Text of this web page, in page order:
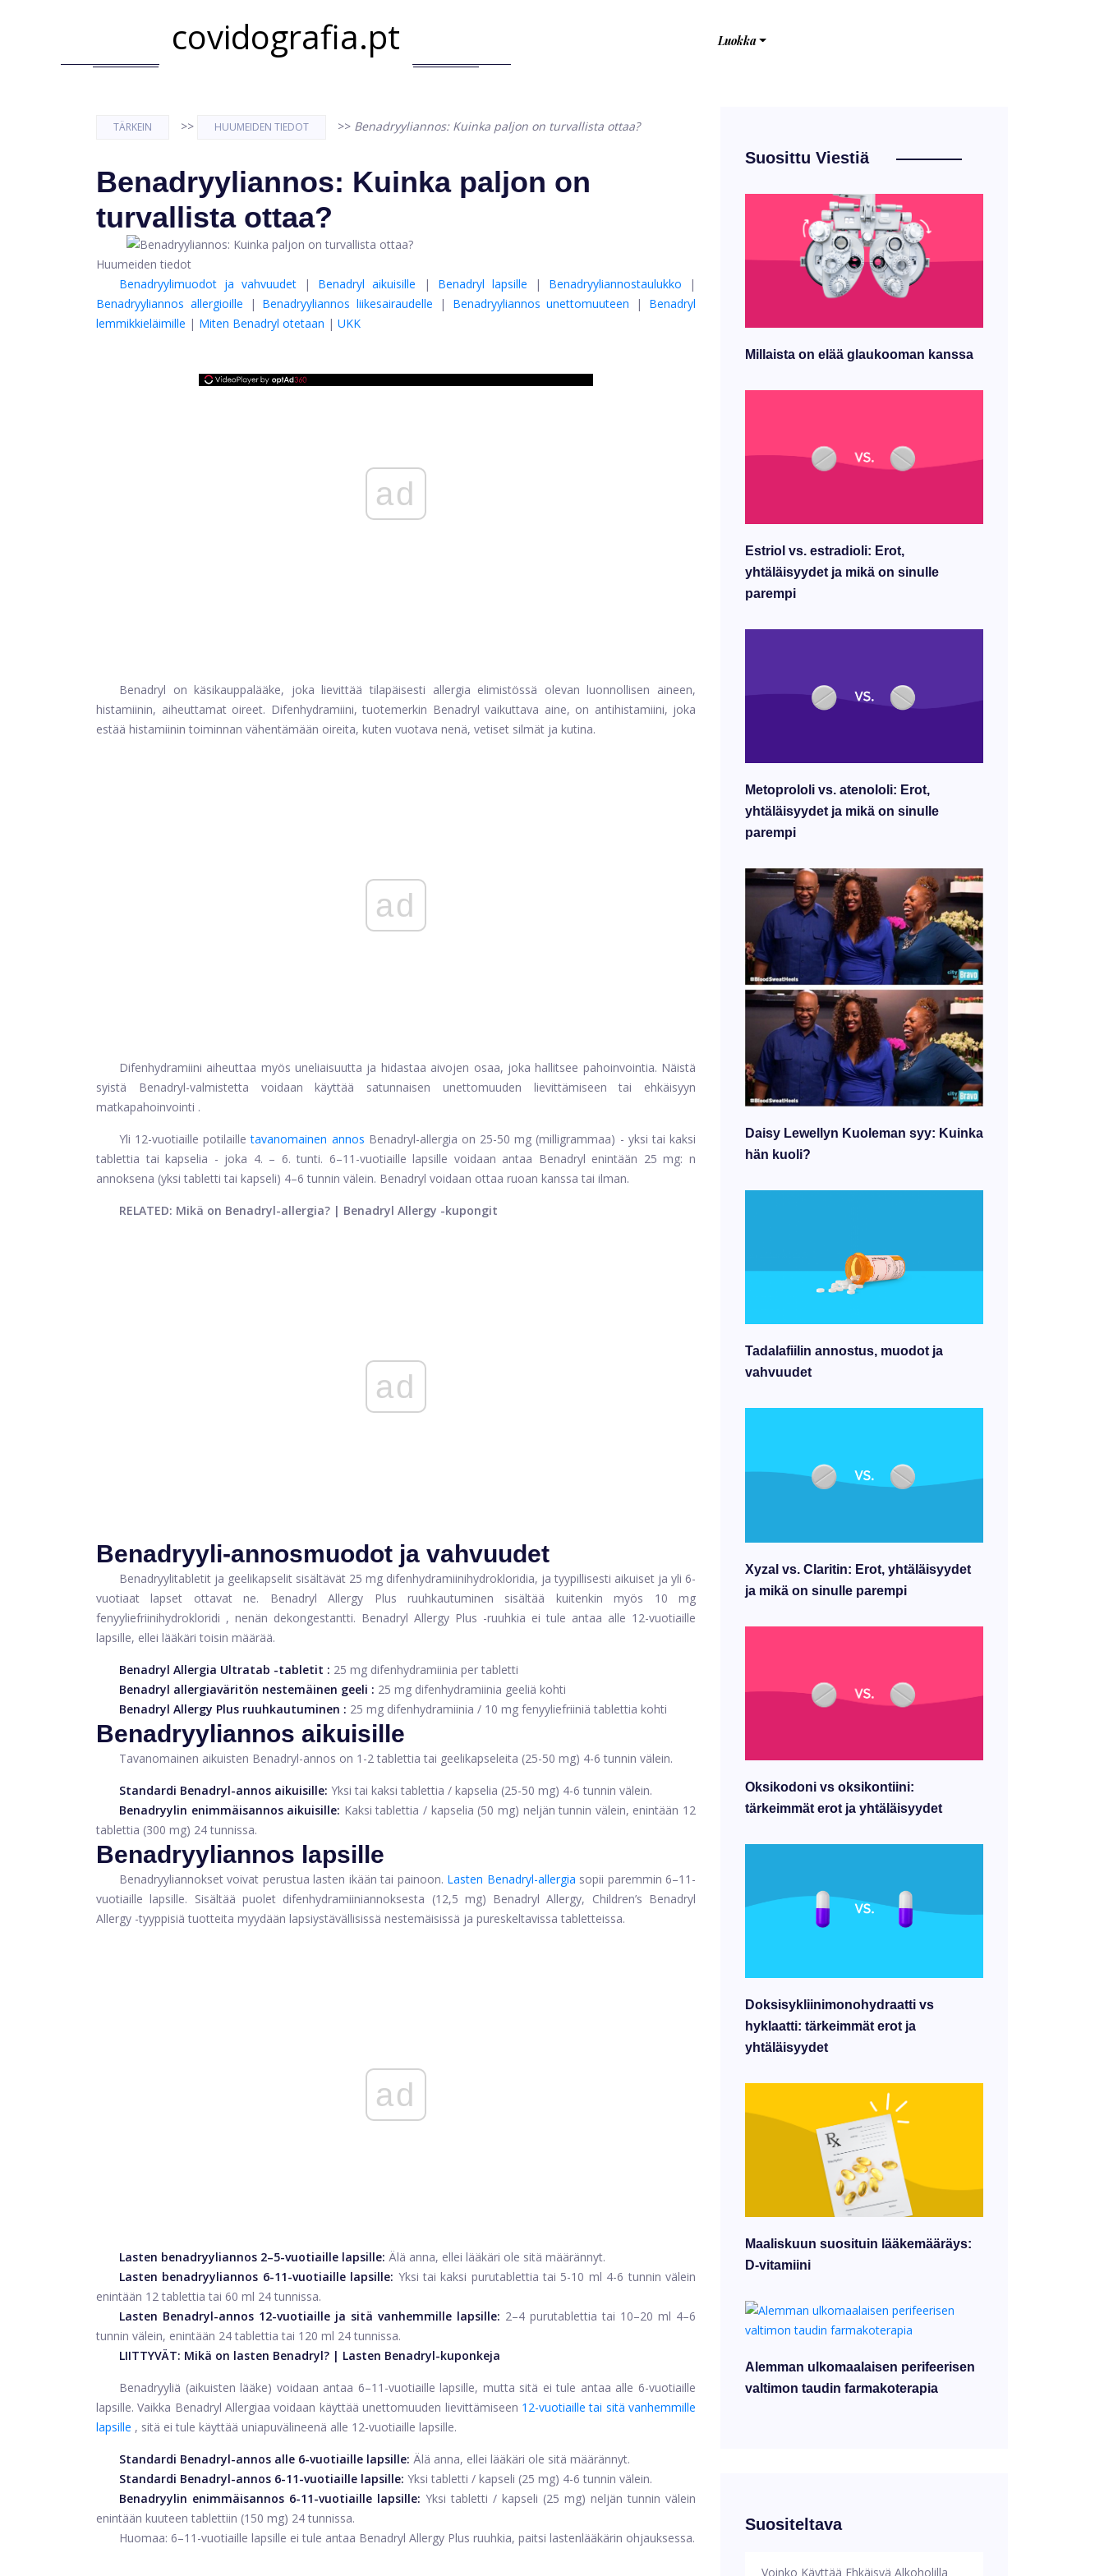
covidografia.pt Luokka
TÄRKEIN >> HUUMEIDEN TIEDOT >> Benadryyliannos: Kuinka paljon on turvallista ottaa?
Benadryyliannos: Kuinka paljon on
turvallista ottaa?
Huumeiden tiedot
Benadryylimuodot ja vahvuudet | Benadryl aikuisille | Benadryl lapsille | Benadryyliannostaulukko |
Benadryyliannos allergioille | Benadryyliannos liikesairaudelle | Benadryyliannos unettomuuteen | Benadryl
lemmikkieläimille | Miten Benadryl otetaan | UKK
ad
Benadryl on käsikauppalääke, joka lievittää tilapäisesti allergia elimistössä olevan luonnollisen aineen,
histamiinin, aiheuttamat oireet. Difenhydramiini, tuotemerkin Benadryl vaikuttava aine, on antihistamiini, joka
estää histamiinin toiminnan vähentämään oireita, kuten vuotava nenä, vetiset silmät ja kutina.
ad
Difenhydramiini aiheuttaa myös uneliaisuutta ja hidastaa aivojen osaa, joka hallitsee pahoinvointia. Näistä
syistä Benadryl-valmistetta voidaan käyttää satunnaisen unettomuuden lievittämiseen tai ehkäisyyn
matkapahoinvointi .
Yli 12-vuotiaille potilaille tavanomainen annos Benadryl-allergia on 25-50 mg (milligrammaa) - yksi tai kaksi
tablettia tai kapselia - joka 4. – 6. tunti. 6–11-vuotiaille lapsille voidaan antaa Benadryl enintään 25 mg: n
annoksena (yksi tabletti tai kapseli) 4–6 tunnin välein. Benadryl voidaan ottaa ruoan kanssa tai ilman.
RELATED: Mikä on Benadryl-allergia? | Benadryl Allergy -kupongit
ad
Benadryyli-annosmuodot ja vahvuudet
Benadryylitabletit ja geelikapselit sisältävät 25 mg difenhydramiinihydrokloridia, ja tyypillisesti aikuiset ja yli 6-
vuotiaat lapset ottavat ne. Benadryl Allergy Plus ruuhkautuminen sisältää kuitenkin myös 10 mg
fenyyliefriinihydrokloridi , nenän dekongestantti. Benadryl Allergy Plus -ruuhkia ei tule antaa alle 12-vuotiaille
lapsille, ellei lääkäri toisin määrää.
Benadryl Allergia Ultratab -tabletit : 25 mg difenhydramiinia per tabletti
Benadryl allergiaväritön nestemäinen geeli : 25 mg difenhydramiinia geeliä kohti
Benadryl Allergy Plus ruuhkautuminen : 25 mg difenhydramiinia / 10 mg fenyyliefriiniä tablettia kohti
Benadryyliannos aikuisille
Tavanomainen aikuisten Benadryl-annos on 1-2 tablettia tai geelikapseleita (25-50 mg) 4-6 tunnin välein.
Standardi Benadryl-annos aikuisille: Yksi tai kaksi tablettia / kapselia (25-50 mg) 4-6 tunnin välein.
Benadryylin enimmäisannos aikuisille: Kaksi tablettia / kapselia (50 mg) neljän tunnin välein, enintään 12
tablettia (300 mg) 24 tunnissa.
Benadryyliannos lapsille
Benadryyliannokset voivat perustua lasten ikään tai painoon. Lasten Benadryl-allergia sopii paremmin 6–11-
vuotiaille lapsille. Sisältää puolet difenhydramiiniannoksesta (12,5 mg) Benadryl Allergy, Children’s Benadryl
Allergy -tyyppisiä tuotteita myydään lapsiystävällisissä nestemäisissä ja pureskeltavissa tabletteissa.
ad
Lasten benadryyliannos 2–5-vuotiaille lapsille: Älä anna, ellei lääkäri ole sitä määrännyt.
Lasten benadryyliannos 6-11-vuotiaille lapsille: Yksi tai kaksi purutablettia tai 5-10 ml 4-6 tunnin välein
enintään 12 tablettia tai 60 ml 24 tunnissa.
Lasten Benadryl-annos 12-vuotiaille ja sitä vanhemmille lapsille: 2–4 purutablettia tai 10–20 ml 4–6
tunnin välein, enintään 24 tablettia tai 120 ml 24 tunnissa.
LIITTYVÄT: Mikä on lasten Benadryl? | Lasten Benadryl-kuponkeja
Benadryyliä (aikuisten lääke) voidaan antaa 6–11-vuotiaille lapsille, mutta sitä ei tule antaa alle 6-vuotiaille
lapsille. Vaikka Benadryl Allergiaa voidaan käyttää unettomuuden lievittämiseen 12-vuotiaille tai sitä vanhemmille
lapsille , sitä ei tule käyttää uniapuvälineenä alle 12-vuotiaille lapsille.
Standardi Benadryl-annos alle 6-vuotiaille lapsille: Älä anna, ellei lääkäri ole sitä määrännyt.
Standardi Benadryl-annos 6-11-vuotiaille lapsille: Yksi tabletti / kapseli (25 mg) 4-6 tunnin välein.
Benadryylin enimmäisannos 6-11-vuotiaille lapsille: Yksi tabletti / kapseli (25 mg) neljän tunnin välein
enintään kuuteen tablettiin (150 mg) 24 tunnissa.
Huomaa: 6–11-vuotiaille lapsille ei tule antaa Benadryl Allergy Plus ruuhkia, paitsi lastenlääkärin ohjauksessa.
Suosittu Viestiä
Millaista on elää glaukooman kanssa
Estriol vs. estradioli: Erot,
yhtäläisyydet ja mikä on sinulle
parempi
Metoprololi vs. atenololi: Erot,
yhtäläisyydet ja mikä on sinulle
parempi
Daisy Lewellyn Kuoleman syy: Kuinka
hän kuoli?
Tadalafiilin annostus, muodot ja
vahvuudet
Xyzal vs. Claritin: Erot, yhtäläisyydet
ja mikä on sinulle parempi
Oksikodoni vs oksikontiini:
tärkeimmät erot ja yhtäläisyydet
Doksisykliinimonohydraatti vs
hyklaatti: tärkeimmät erot ja
yhtäläisyydet
Maaliskuun suosituin lääkemääräys:
D-vitamiini
Alemman ulkomaalaisen perifeerisen
valtimon taudin farmakoterapia
Suositeltava
Voinko Käyttää Ehkäisyä Alkoholilla